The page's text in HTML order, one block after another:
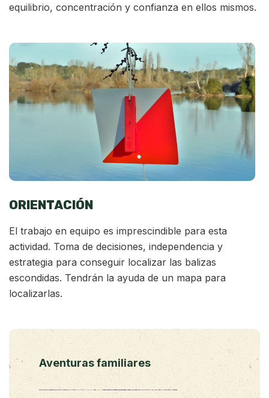
equilibrio, concentración y confianza en ellos mismos.
ORIENTACIÓN
El trabajo en equipo es imprescindible para esta
actividad. Toma de decisiones, independencia y
estrategia para conseguir localizar las balizas
escondidas. Tendrán la ayuda de un mapa para
localizarlas.
Aventuras familiares